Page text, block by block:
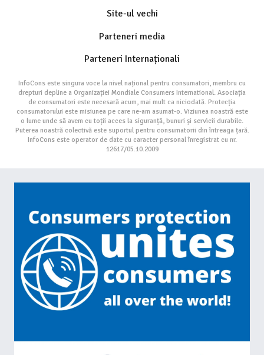
Site-ul vechi
Parteneri media
Parteneri Internaționali
InfoCons este singura voce la nivel național pentru consumatori, membru cu
drepturi depline a Organizației Mondiale Consumers International. Asociația
de consumatori este necesară acum, mai mult ca niciodată. Protecția
consumatorului este misiunea pe care ne-am asumat-o. Viziunea noastră este
o lume unde să avem cu toții acces la siguranță, bunuri și servicii durabile.
Puterea noastră colectivă este suportul pentru consumatorii din întreaga țară.
InfoCons este operator de date cu caracter personal înregistrat cu nr.
12617/05.10.2009